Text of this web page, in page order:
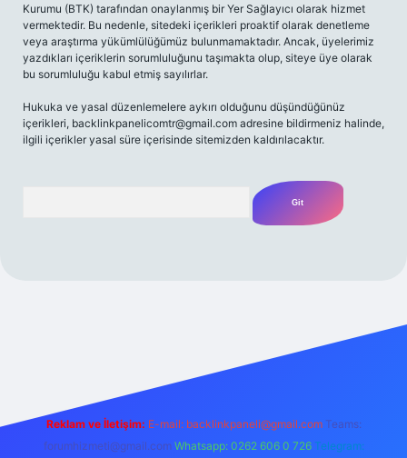
Kurumu (BTK) tarafından onaylanmış bir Yer Sağlayıcı olarak hizmet
vermektedir. Bu nedenle, sitedeki içerikleri proaktif olarak denetleme
veya araştırma yükümlülüğümüz bulunmamaktadır. Ancak, üyelerimiz
yazdıkları içeriklerin sorumluluğunu taşımakta olup, siteye üye olarak
bu sorumluluğu kabul etmiş sayılırlar.
Hukuka ve yasal düzenlemelere aykırı olduğunu düşündüğünüz
içerikleri, backlinkpanelicomtr@gmail.com adresine bildirmeniz halinde,
ilgili içerikler yasal süre içerisinde sitemizden kaldırılacaktır.
Reklam ve İletişim: E-mail: backlinkpaneli@gmail.com Teams:
forumhizmeti@gmail.com Whatsapp: 0262 606 0 726 Telegram: